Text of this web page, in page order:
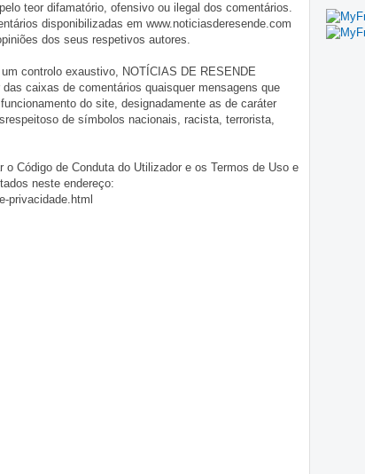
teor difamatório, ofensivo ou ilegal dos comentários.
disponibilizadas em www.noticiasderesende.com
dos seus respetivos autores.
controlo exaustivo, NOTÍCIAS DE RESENDE
caixas de comentários quaisquer mensagens que
do site, designadamente as de caráter
de símbolos nacionais, racista, terrorista,
Código de Conduta do Utilizador e os Termos de Uso e
neste endereço:
privacidade.html